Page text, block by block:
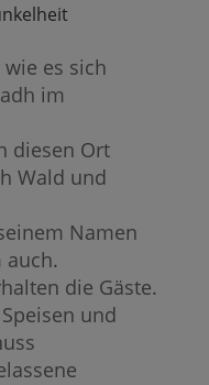
es sich
im
diesen Ort
Wald und
Namen
auch.
die Gäste.
und